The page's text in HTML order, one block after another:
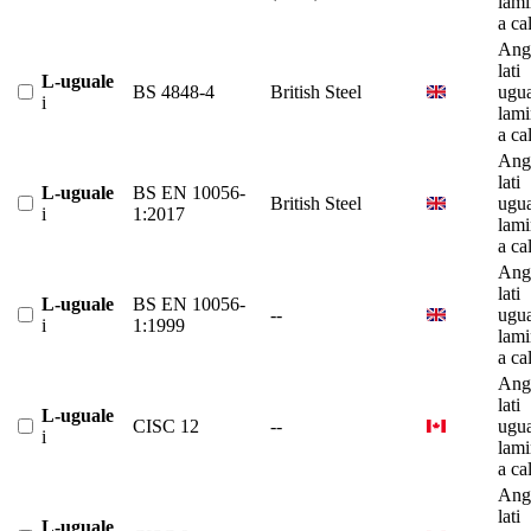
a
L-uguale
i
BS 4848-4 British Steel
lati
a
L-uguale
i
BS EN 10056-
1:2017
British Steel
lati
a
L-uguale
i
BS EN 10056-
1:1999
--
lati
a
L-uguale
i
CISC 12 --
lati
a
lati